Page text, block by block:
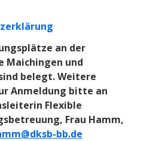
an der
Maichingen und
belegt. Weitere
Anmeldung bitte an
Flexible
Frau Hamm,
bb.de